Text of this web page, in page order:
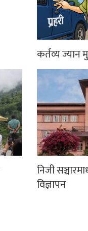
कर्तव्य ज्यान
निजी
विज्ञापन